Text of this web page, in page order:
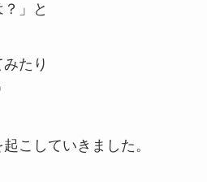
」と
たり
こしていきました。